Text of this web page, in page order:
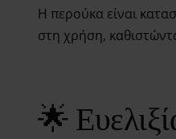
Η περούκα είναι
στη χρήση,
🌟